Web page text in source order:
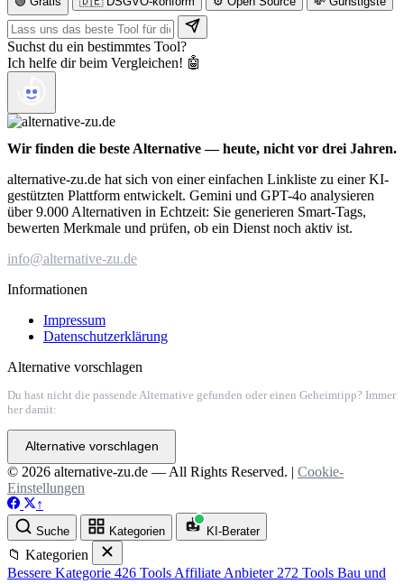
Suchst du ein bestimmtes Tool?
Ich helfe dir beim Vergleichen! 🤖
Wir finden die beste Alternative — heute, nicht vor drei Jahren.
alternative-zu.de hat sich von einer einfachen Linkliste zu einer KI-
gestützten Plattform entwickelt. Gemini und GPT-4o analysieren
über 9.000 Alternativen in Echtzeit: Sie generieren Smart-Tags,
bewerten Merkmale und prüfen, ob ein Dienst noch aktiv ist.
info@alternative-zu.de
Informationen
Impressum
Datenschutzerklärung
Alternative vorschlagen
Du hast nicht die passende Alternative gefunden oder einen Geheimtipp? Immer
her damit:
Alternative vorschlagen
© 2026 alternative-zu.de — All Rights Reserved. | Cookie-
Einstellungen
↑
Suche Kategorien KI-Berater
📁 Kategorien
Bessere Kategorie 426 Tools Affiliate Anbieter 272 Tools Bau und